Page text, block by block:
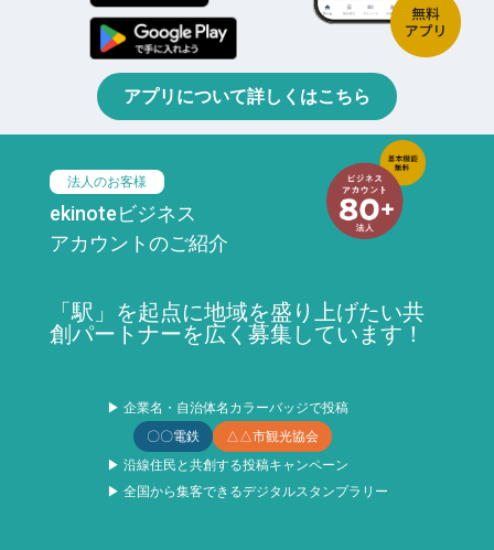
アプリについて詳しくはこちら
法人のお客様
ekinoteビジネス
アカウントのご紹介
「駅」を起点に地域を盛り上げたい共
創パートナーを広く募集しています！
▶ 企業名・自治体名カラーバッジで投稿
〇〇電鉄
△△市観光協会
▶ 沿線住民と共創する投稿キャンペーン
▶ 全国から集客できるデジタルスタンプラリー